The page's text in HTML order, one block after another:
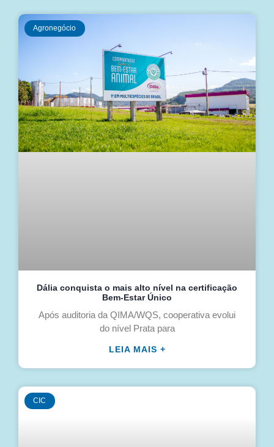
Agronegócio
Dália conquista o mais alto nível na certificação
Bem-Estar Único
Após auditoria da QIMA/WQS, cooperativa evolui
do nível Prata para
LEIA MAIS +
CIC